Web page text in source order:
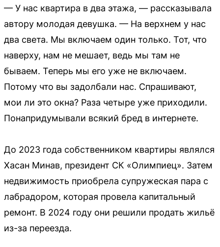
— У нас квартира в два этажа, — рассказывала
автору молодая девушка. — На верхнем у нас
два света. Мы включаем один только. Тот, что
наверху, нам не мешает, ведь мы там не
бываем. Теперь мы его уже не включаем.
Потому что вы задолбали нас. Спрашивают,
мои ли это окна? Раза четыре уже приходили.
Понапридумывали всякий бред в интернете.
До 2023 года собственником квартиры являлся
Хасан Минав, президент СК «Олимпиец». Затем
недвижимость приобрела супружеская пара с
лабрадором, которая провела капитальный
ремонт. В 2024 году они решили продать жильё
из-за переезда.